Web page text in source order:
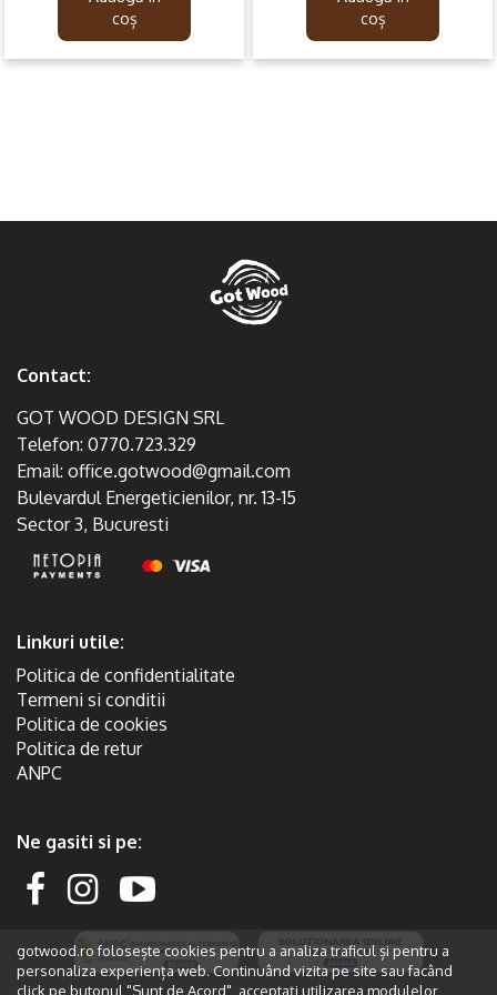
99.99lei.
59.99lei.
coș
159.99lei.
79.99lei.
coș
gotwood.ro folosește cookies pentru a analiza traficul și pentru a
personaliza experiența web. Continuând vizita pe site sau facând
click pe butonul "Sunt de Acord", acceptați utilizarea modulelor
Contact:
GOT WOOD DESIGN SRL
Telefon: 0770.723.329
Email: office.gotwood@gmail.com
Bulevardul Energeticienilor, nr. 13-15
Sector 3, Bucuresti
Linkuri utile:
Politica de confidentialitate
Termeni si conditii
Politica de cookies
Politica de retur
ANPC
Ne gasiti si pe: